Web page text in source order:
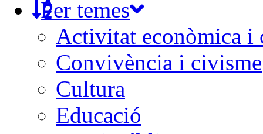
Per temes
Activitat econòmica i
Convivència i civisme
Cultura
Educació